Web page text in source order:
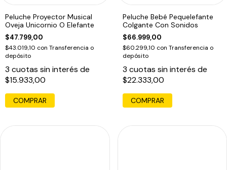
Peluche Proyector Musical
Oveja Unicornio O Elefante
$47.799,00
$43.019,10 con Transferencia o
depósito
3 cuotas sin interés de
$15.933,00
COMPRAR
Peluche Bebé Pequelefante
Colgante Con Sonidos
$66.999,00
$60.299,10 con Transferencia o
depósito
3 cuotas sin interés de
$22.333,00
COMPRAR